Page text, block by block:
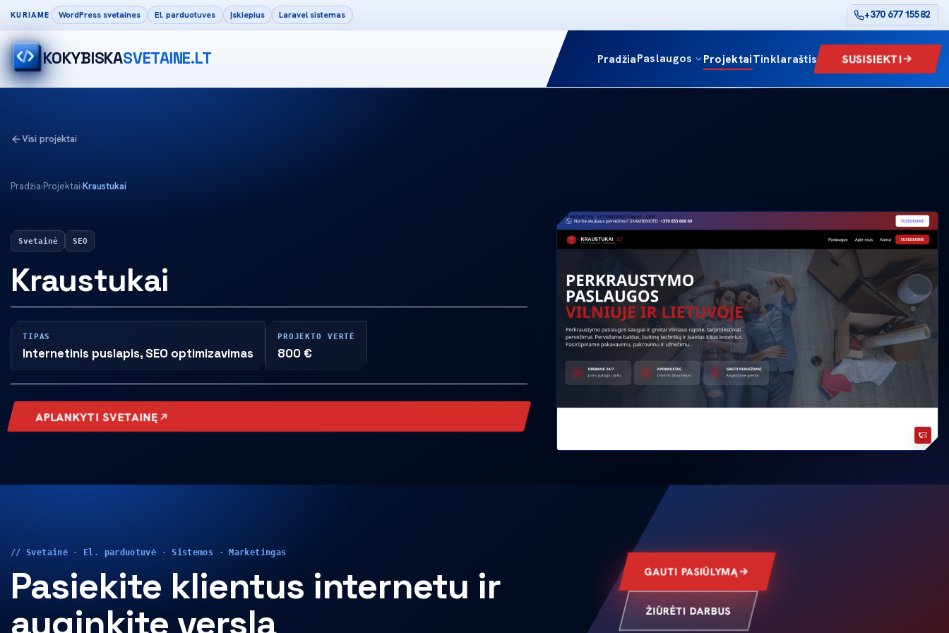
KURIAME WordPress svetaines El. parduotuves Įskiepius Laravel sistemas +370 677 15582
KOKYBISKASVETAINE.LT PradžiaPaslaugos ProjektaiTinklaraštis SUSISIEKTI
Visi projektai
Pradžia›Projektai›Kraustukai
Svetainė SEO
Kraustukai
TIPAS
Internetinis puslapis, SEO optimizavimas
PROJEKTO VERTĖ
800 €
APLANKYTI SVETAINĘ
// Svetainė · El. parduotuvė · Sistemos · Marketingas
Pasiekite klientus internetu ir
auginkite verslą
GAUTI PASIŪLYMĄ
ŽIŪRĖTI DARBUS